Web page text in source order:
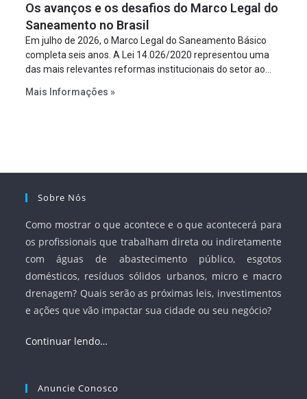
projeto a projeto.
Os avanços e os desafios do Marco Legal do
Saneamento no Brasil
Em julho de 2026, o Marco Legal do Saneamento Básico
completa seis anos. A Lei 14.026/2020 representou uma
das mais relevantes reformas institucionais do setor ao
serviços, ampliar a participação da iniciativa privada,
Mais Informações »
Sobre Nós
Como mostrar o que acontece e o que acontecerá para
os profissionais que trabalham direta ou indiretamente
com águas de abastecimento público, esgotos
domésticos, resíduos sólidos urbanos, micro e macro
drenagem? Quais serão as próximas leis, investimentos
e ações que vão impactar sua cidade ou seu negócio?
Continuar lendo…
Anuncie Conosco